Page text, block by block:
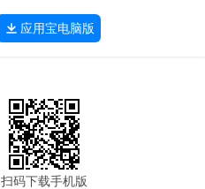
应用宝电脑版
扫码下载手机版